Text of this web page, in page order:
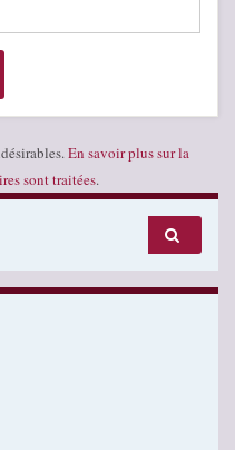
En savoir plus sur la
sont traitées.